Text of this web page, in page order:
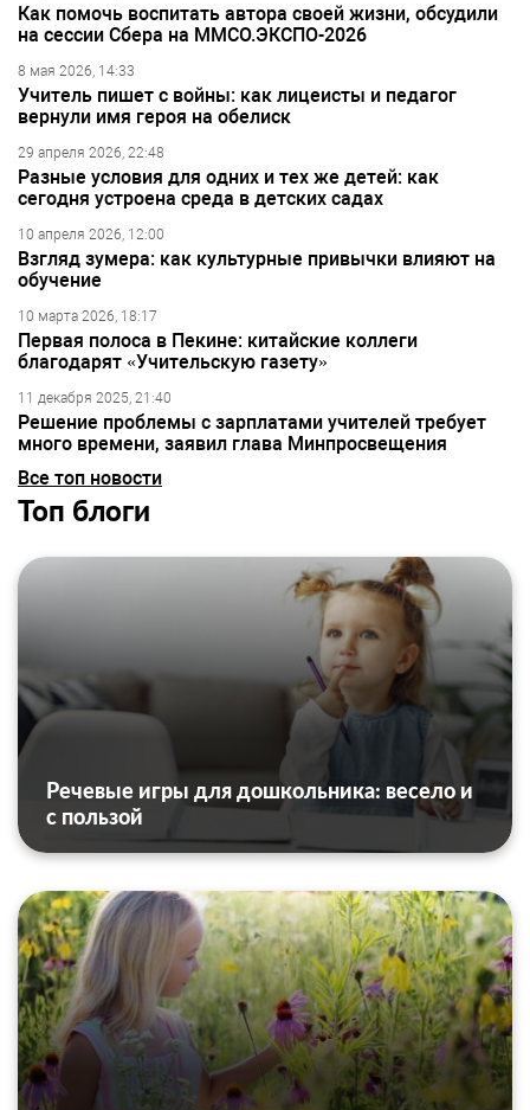
Как помочь воспитать автора своей жизни, обсудили
на сессии Сбера на ММСО.ЭКСПО-2026
8 мая 2026, 14:33
Учитель пишет с войны: как лицеисты и педагог
вернули имя героя на обелиск
29 апреля 2026, 22:48
Разные условия для одних и тех же детей: как
сегодня устроена среда в детских садах
10 апреля 2026, 12:00
Взгляд зумера: как культурные привычки влияют на
обучение
10 марта 2026, 18:17
Первая полоса в Пекине: китайские коллеги
благодарят «Учительскую газету»
11 декабря 2025, 21:40
Решение проблемы с зарплатами учителей требует
много времени, заявил глава Минпросвещения
Все топ новости
Топ блоги
Речевые игры для дошкольника: весело и
с пользой